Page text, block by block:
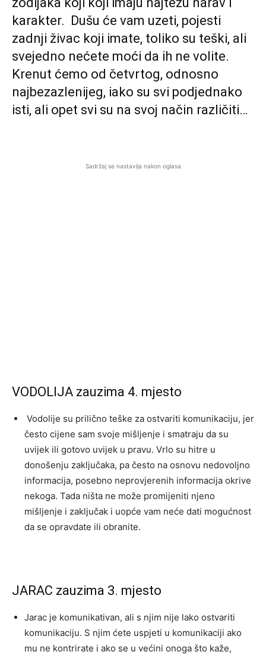
karakter. Dušu će vam uzeti, pojesti
zadnji živac koji imate, toliko su teški, ali
svejedno nećete moći da ih ne volite.
Krenut ćemo od četvrtog, odnosno
najbezazlenijeg, iako su svi podjednako
isti, ali opet svi su na svoj način različiti…
Sadržaj se nastavlja nakon oglasa
VODOLIJA zauzima 4. mjesto
Vodolije su prilično teške za ostvariti komunikaciju, jer
često cijene sam svoje mišljenje i smatraju da su
uvijek ili gotovo uvijek u pravu. Vrlo su hitre u
donošenju zaključaka, pa često na osnovu nedovoljno
informacija, posebno neprovjerenih informacija okrive
nekoga. Tada ništa ne može promijeniti njeno
mišljenje i zaključak i uopće vam neće dati mogućnost
da se opravdate ili obranite.
JARAC zauzima 3. mjesto
Jarac je komunikativan, ali s njim nije lako ostvariti
komunikaciju. S njim ćete uspjeti u komunikaciji ako
mu ne kontrirate i ako se u većini onoga što kaže,